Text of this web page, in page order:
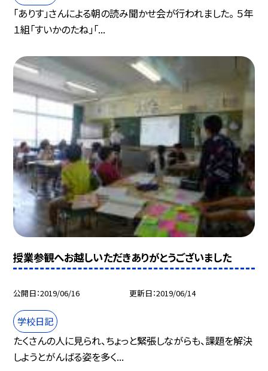
「ありす」さんによる朝の読み聞かせ会が行われました。 ５年
１組「すいかのたね」「...
授業参観へお越しいただきありがとうございました
公開日 2019/06/16 更新日 2019/06/14
学校日記
たくさんの人に見られ、ちょっと緊張しながらも、課題を解決
しようとがんばる姿を多く...